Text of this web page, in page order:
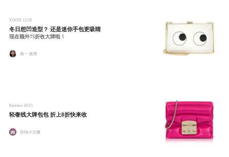
YOOX 12/18
冬日想凹造型？ 还是迷你手包更吸睛
现在额外75折收大牌啦！
南一 推荐
Forzieri 10/15
轻奢线大牌包包 折上8折快来收
折扣小主播